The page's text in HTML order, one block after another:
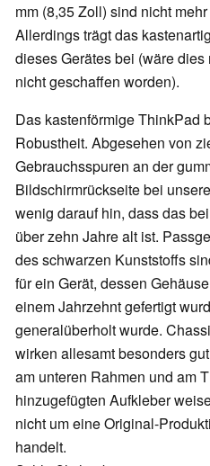
mm (8,35 Zoll) sind nicht
Allerdings trägt das
dieses Gerätes bei (wäre
nicht geschaffen worden).
Das kastenförmige ThinkPad
Robustheit. Abgesehen von
Gebrauchsspuren an der
Bildschirmrückseite bei
wenig darauf hin, dass das
über zehn Jahre alt ist.
des schwarzen Kunststoffs
für ein Gerät, dessen
einem Jahrzehnt gefertigt
generalüberholt wurde.
wirken allesamt besonders
am unteren Rahmen und am
hinzugefügten Aufkleber
nicht um eine Original-
handelt.